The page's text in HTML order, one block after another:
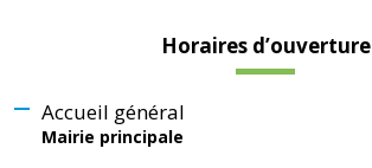
Horaires d’ouverture
Accueil général
Mairie principale